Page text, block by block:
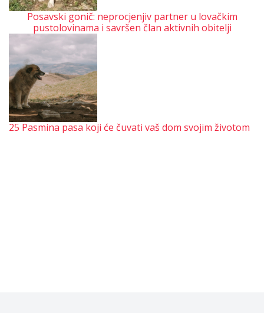
Posavski gonič: neprocjenjiv partner u lovačkim
pustolovinama i savršen član aktivnih obitelji
25 Pasmina pasa koji će čuvati vaš dom svojim životom